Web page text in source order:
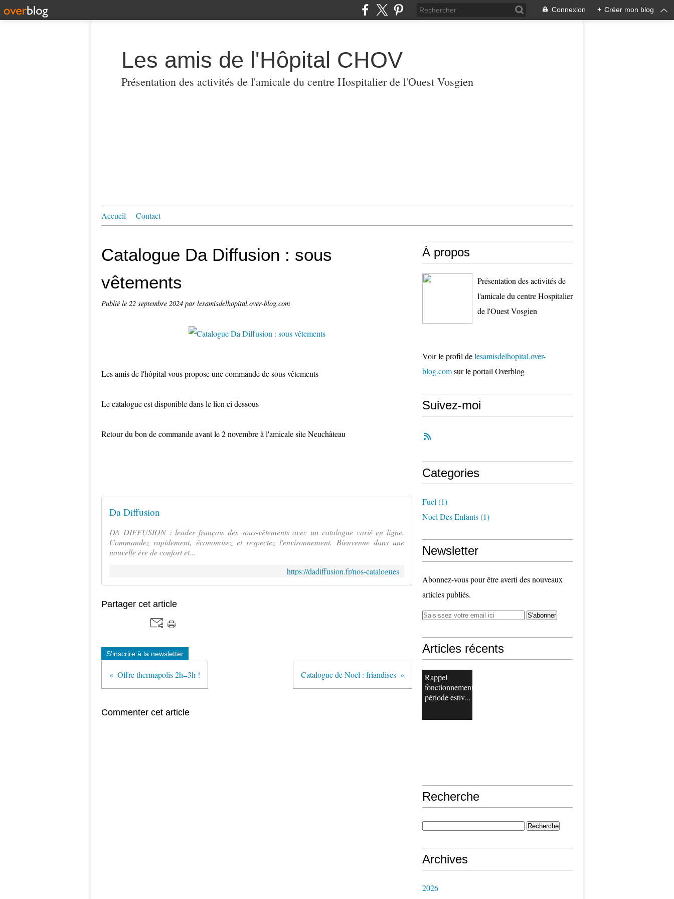
Connexion + Créer mon blog
Les amis de l'Hôpital CHOV
Présentation des activités de l'amicale du centre Hospitalier de l'Ouest Vosgien
Accueil Contact
Catalogue Da Diffusion : sous
vêtements
Publié le 22 septembre 2024 par lesamisdelhopital.over-blog.com
Les amis de l'hôpital vous propose une commande de sous vêtements
Le catalogue est disponible dans le lien ci dessous
Retour du bon de commande avant le 2 novembre à l'amicale site Neuchâteau
Da Diffusion
DA DIFFUSION : leader français des sous-vêtements avec un catalogue varié en ligne.
Commandez rapidement, économisez et respectez l'environnement. Bienvenue dans une
nouvelle ère de confort et...
https://dadiffusion.fr/nos-catalogues
Partager cet article
S'inscrire à la newsletter
Offre thermapolis 2h=3h ! Catalogue de Noel : friandises
Commenter cet article
À propos
Présentation des activités de
l'amicale du centre Hospitalier
de l'Ouest Vosgien
Voir le profil delesamisdelhopital.over-
blog.comsur le portail Overblog
Suivez-moi
Categories
Fuel (1)
Noel Des Enfants(1)
Newsletter
Abonnez-vous pour être averti des nouveaux
articles publiés.
Articles récents
Rappel
fonctionnement
période estiv...
Recherche
Archives
2026